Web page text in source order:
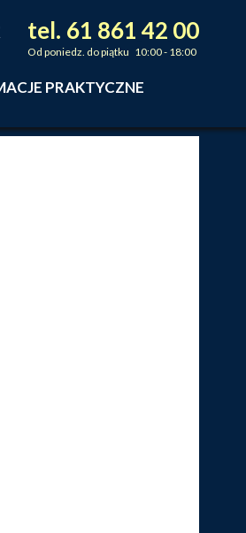
tel. 61 861 42 00
Od poniedz. do piątku 10:00 - 18:00
PRAKTYCZNE